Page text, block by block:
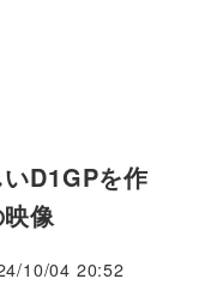
いD1GPを作
像
10/04 20:52